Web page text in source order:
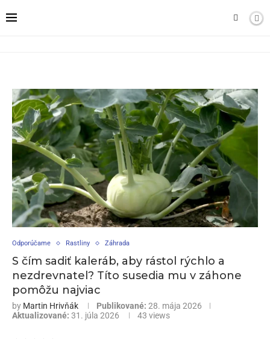
Odporúčame Rastliny Záhrada
S čím sadiť kaleráb, aby rástol rýchlo a
nezdrevnatel? Títo susedia mu v záhone
pomôžu najviac
by Martin Hrivňák Publikované: 28. mája 2026
Aktualizované: 31. júla 2026 43 views